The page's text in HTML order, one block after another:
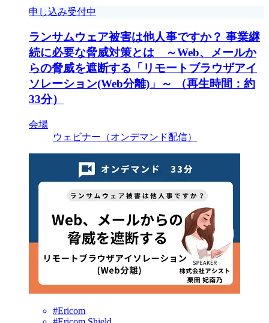
申し込み受付中
ランサムウェア被害は他人事ですか？ 事業継
続に必要な脅威対策とは ～Web、メールか
らの脅威を遮断する「リモートブラウザアイ
ソレーション(Web分離)」～ （再生時間：約
33分）
会場
ウェビナー（オンデマンド配信）
#Ericom